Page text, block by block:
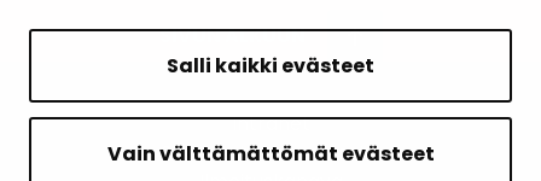
Salli kaikki evästeet
Vain välttämättömät evästeet
SIVUN ALKUUN
Intranet
Saavutettavuusseloste